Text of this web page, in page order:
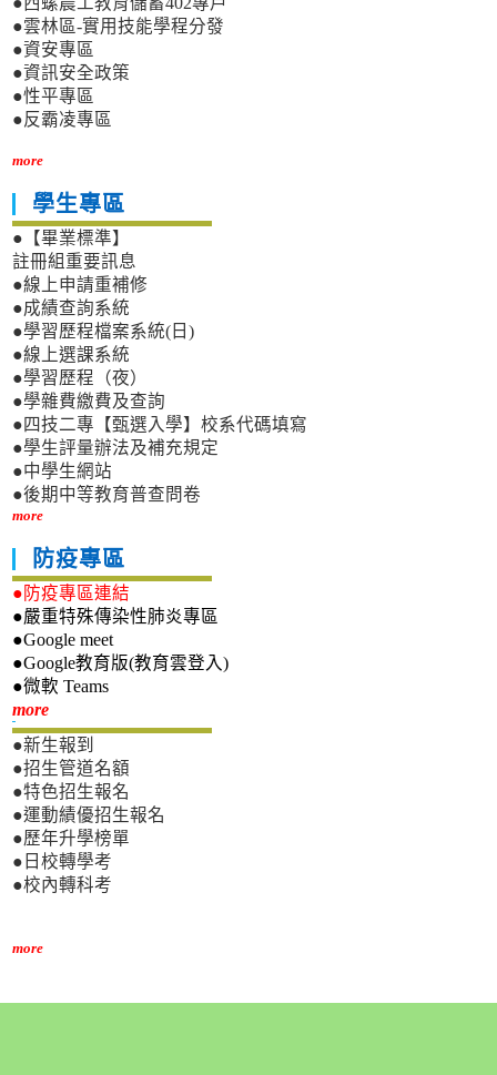
●雲林區-實用技能學程分發
●資安專區
●資訊安全政策
●性平專區
●反霸凌專區
more
學生專區
●【畢業標準】
註冊組重要訊息
●線上申請重補修
●成績查詢系統
●學習歷程檔案系統(日)
●線上選課系統
●學習歷程（夜）
●學雜費繳費及查詢
●四技二專【甄選入學】校系代碼填寫
●學生評量辦法及補充規定
●中學生網站
●後期中等教育普查問卷
more
防疫專區
●防疫專區連結
●嚴重特殊傳染性肺炎專區
●Google meet
●Google教育版(教育雲登入)
●微軟 Teams
more新生專區
●新生報到
●招生管道名額
●特色招生報名
●運動績優招生報名
●歷年升學榜單
●日校轉學考
●校內轉科考
more